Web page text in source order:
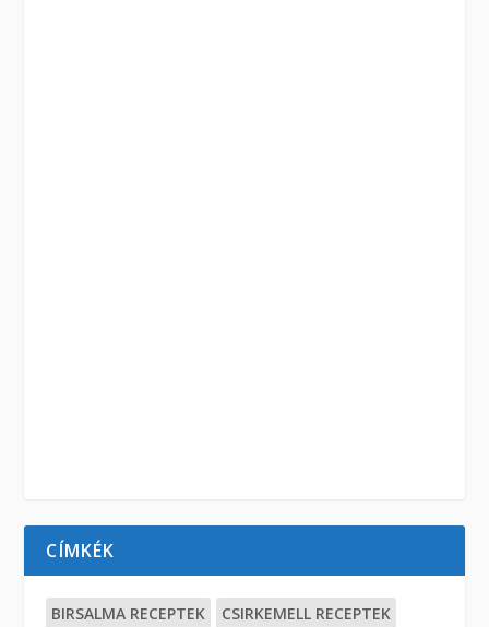
CÍMKÉK
BIRSALMA RECEPTEK
CSIRKEMELL RECEPTEK